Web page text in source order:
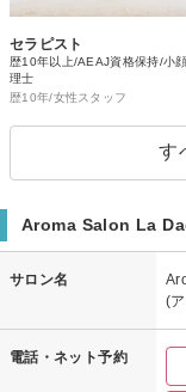
セラピスト
歴10年以上/AEAJ資格保持/小
理士
歴10年/女性スタッフ
す
Aroma Salon La
サロン名
(
電話・ネット予約